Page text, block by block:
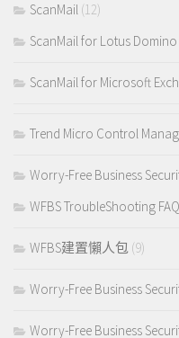
ScanMail (12)
ScanMail for Lotus Domino
ScanMail for Microsoft
Trend Micro Control
Worry-Free Business
WFBS TroubleShooting FAQ
WFBS建置懶人包 (9)
Worry-Free Business
Worry-Free Business